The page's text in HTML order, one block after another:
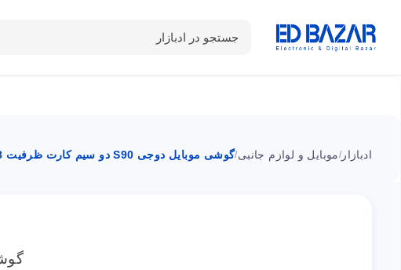
جستجو در ادبازار
دسته بندی محصولات
ادبازار /موبایل و لوازم جانبی/گوشی موبایل دوجی S90 دو سیم کارت ظرفیت 128 گیگابایت با ماژول دوربین دید در شب و پاوربانک